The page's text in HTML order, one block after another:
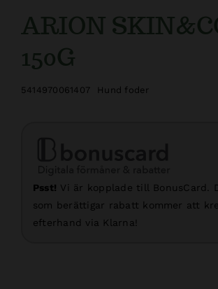
ARION
150G
5414970061407 Hund foder
Psst! Vi är kopplade till BonusCard.
som berättigar rabatt kommer att
efterhand via Klarna!